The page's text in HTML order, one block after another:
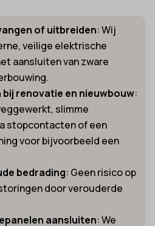
of uitbreiden: Wij
veilige elektrische
aansluiten van zware
bij renovatie en nieuwbouw:
slimme
stopcontacten of een
voor bijvoorbeeld een
bedrading: Geen risico op
door verouderde
aansluiten: We